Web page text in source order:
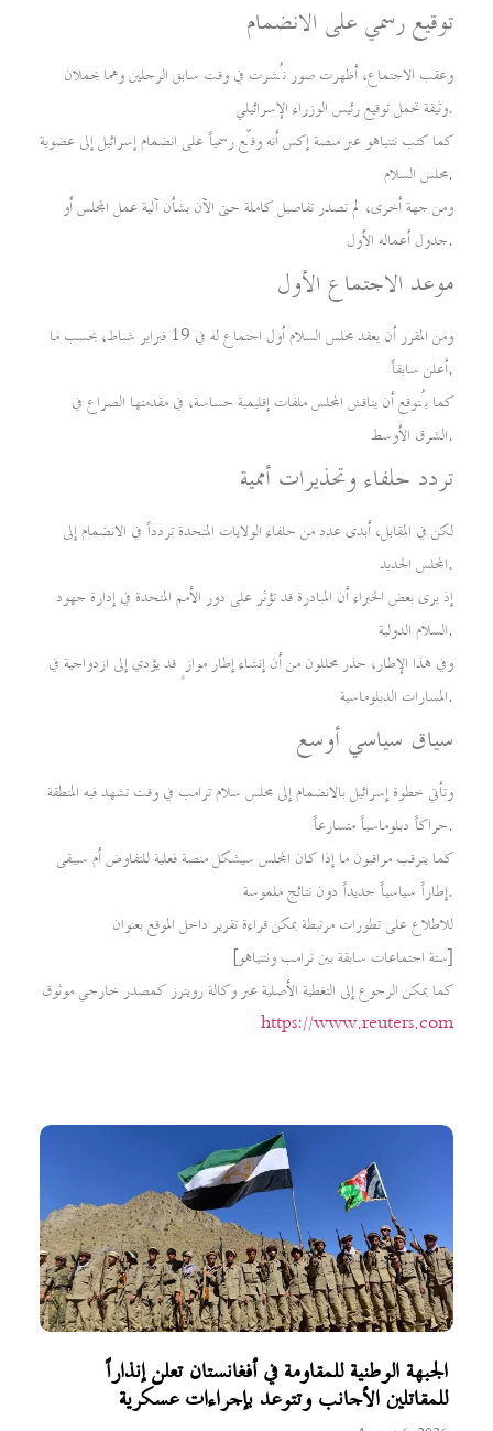
الجبهة الوطنية للمقاومة في أفغانستان تعلن إنذاراً
للمقاتلين الأجانب وتتوعد بإجراءات عسكرية
توقيع رسمي على الانضمام
وعقب الاجتماع، أظهرت صور نُشرت في وقت سابق الرجلين وهما يحملان
وثيقة تحمل توقيع رئيس الوزراء الإسرائيلي.
كما كتب نتنياهو عبر منصة إكس أنه وقّع رسمياً على انضمام إسرائيل إلى عضوية
مجلس السلام.
ومن جهة أخرى، لم تصدر تفاصيل كاملة حتى الآن بشأن آلية عمل المجلس أو
جدول أعماله الأول.
موعد الاجتماع الأول
ومن المقرر أن يعقد مجلس السلام أول اجتماع له في 19 فبراير شباط، بحسب ما
أعلن سابقاً.
كما يُتوقع أن يناقش المجلس ملفات إقليمية حساسة، في مقدمتها الصراع في
الشرق الأوسط.
تردد حلفاء وتحذيرات أممية
لكن في المقابل، أبدى عدد من حلفاء الولايات المتحدة تردداً في الانضمام إلى
المجلس الجديد.
إذ يرى بعض الخبراء أن المبادرة قد تؤثر على دور الأمم المتحدة في إدارة جهود
السلام الدولية.
وفي هذا الإطار، حذر محللون من أن إنشاء إطار موازٍ قد يؤدي إلى ازدواجية في
المسارات الدبلوماسية.
سياق سياسي أوسع
وتأتي خطوة إسرائيل بالانضمام إلى مجلس سلام ترامب في وقت تشهد فيه المنطقة
حراكاً دبلوماسياً متسارعاً.
كما يترقب مراقبون ما إذا كان المجلس سيشكل منصة فعلية للتفاوض أم سيبقى
إطاراً سياسياً جديداً دون نتائج ملموسة.
للاطلاع على تطورات مرتبطة يمكن قراءة تقرير داخل الموقع بعنوان
[ستة اجتماعات سابقة بين ترامب ونتنياهو]
كما يمكن الرجوع إلى التغطية الأصلية عبر وكالة رويترز كمصدر خارجي موثوق
https://www.reuters.com